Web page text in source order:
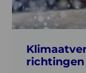
richtingen
voor
beleid